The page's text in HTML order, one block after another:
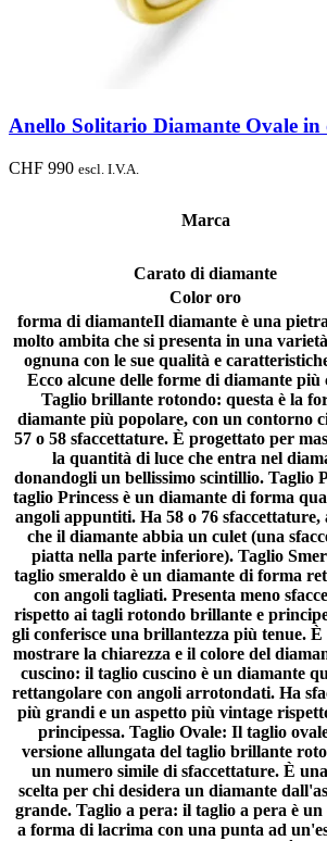
Anello Solitario Diamante Ovale in
CHF 990 escl. I.V.A.
Marca
Carato di diamante
Color oro
forma di diamanteIl diamante è una
molto ambita che si presenta in una
ognuna con le sue qualità e
Ecco alcune delle forme di diamante più
Taglio brillante rotondo: questa è la
diamante più popolare, con un contorno
57 o 58 sfaccettature. È progettato per
la quantità di luce che entra nel
donandogli un bellissimo scintillio. Taglio
taglio Princess è un diamante di forma
angoli appuntiti. Ha 58 o 76 sfaccettature,
che il diamante abbia un culet (una
piatta nella parte inferiore). Taglio
taglio smeraldo è un diamante di forma
con angoli tagliati. Presenta meno
rispetto ai tagli rotondo brillante e
gli conferisce una brillantezza più tenue. È
mostrare la chiarezza e il colore del
cuscino: il taglio cuscino è un diamante
rettangolare con angoli arrotondati. Ha
più grandi e un aspetto più vintage
principessa. Taglio Ovale: Il taglio
versione allungata del taglio brillante
un numero simile di sfaccettature. È
scelta per chi desidera un diamante
grande. Taglio a pera: il taglio a pera è un
a forma di lacrima con una punta ad